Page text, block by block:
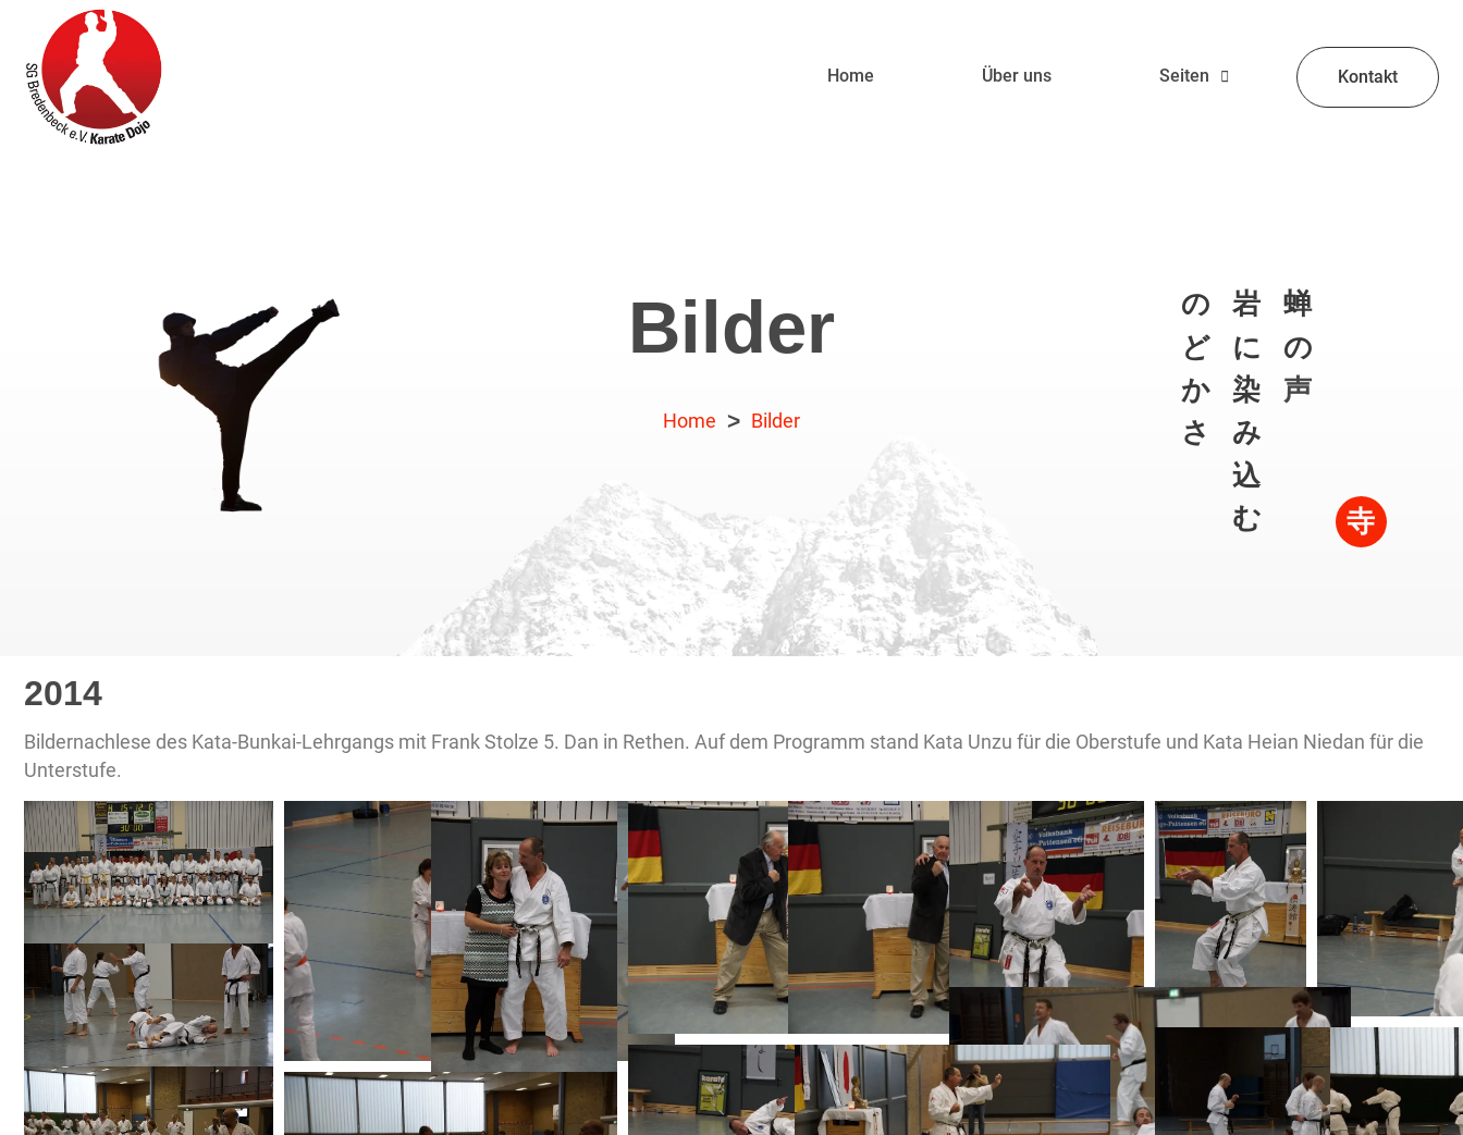
Home Über uns Seiten Kontakt
Bilder
Home > Bilder
の
ど
か
さ
岩
に
染
み
込
む
蝉
の
声
寺
2014
Bildernachlese des Kata-Bunkai-Lehrgangs mit Frank Stolze 5. Dan in Rethen. Auf dem Programm stand Kata Unzu für die Oberstufe und Kata Heian Niedan für die
Unterstufe.